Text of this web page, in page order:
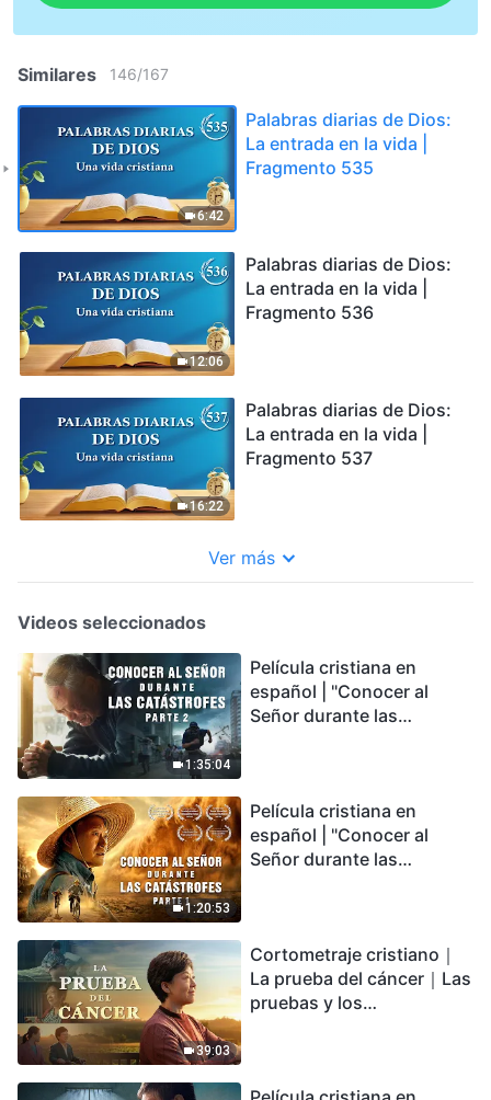
Similares 146/167
6:42
Palabras diarias de Dios:
La entrada en la vida |
Fragmento 535
12:06
Palabras diarias de Dios:
La entrada en la vida |
Fragmento 536
16:22
Palabras diarias de Dios:
La entrada en la vida |
Fragmento 537
Ver más
Videos seleccionados
1:35:04
Película cristiana en
español | "Conocer al
Señor durante las
podemos sobrevivir?
1:20:53
Película cristiana en
español | "Conocer al
Señor durante las
encontrarás refugio?
39:03
Cortometraje cristiano｜
La prueba del cáncer｜Las
pruebas y los